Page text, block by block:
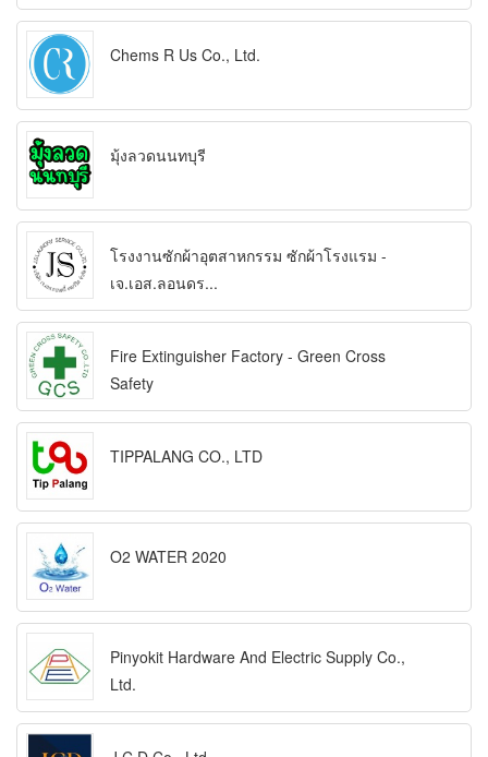
Chems R Us Co., Ltd.
มุ้งลวดนนทบุรี
โรงงานซักผ้าอุตสาหกรรม ซักผ้าโรงแรม -
เจ.เอส.ลอนดร...
Fire Extinguisher Factory - Green Cross
Safety
TIPPALANG CO., LTD
O2 WATER 2020
Pinyokit Hardware And Electric Supply Co.,
Ltd.